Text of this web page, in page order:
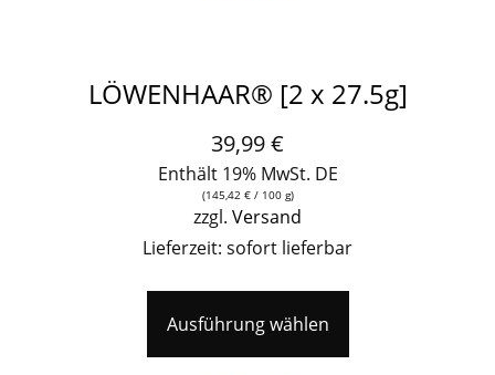
LÖWENHAAR® [2 x 27.5g]
39,99€
Enthält 19% MwSt. DE
(145,42 €/ 100 g)
zzgl. Versand
Lieferzeit: sofort lieferbar
Ausführung wählen